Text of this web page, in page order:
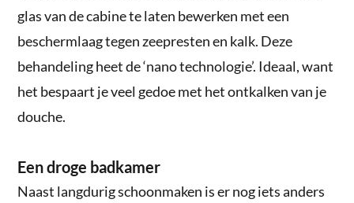
glas van de cabine te laten bewerken met een
beschermlaag tegen zeepresten en kalk. Deze
behandeling heet de ‘nano technologie’. Ideaal, want
het bespaart je veel gedoe met het ontkalken van je
douche.
Een droge badkamer
Naast langdurig schoonmaken is er nog iets anders